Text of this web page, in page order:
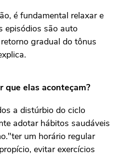
é fundamental relaxar e
episódios são auto
gradual do tônus
que elas aconteçam?
a distúrbio do ciclo
adotar hábitos saudáveis
um horário regular
evitar exercícios